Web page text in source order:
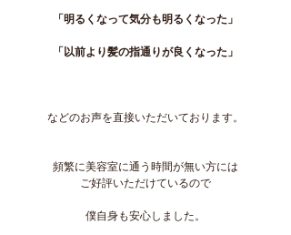
「明るくなって気分も明るくなった」
「以前より髪の指通りが良くなった」
などのお声を直接いただいております。
頻繁に美容室に通う時間が無い方には
ご好評いただけているので
僕自身も安心しました。